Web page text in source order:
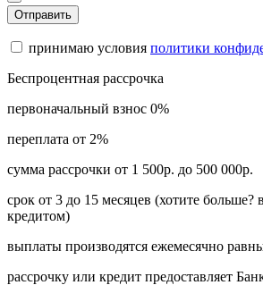
Отправить
принимаю условия политики
Беспроцентная рассрочка
первоначальный взнос 0%
переплата от 2%
сумма рассрочки от 1 500р. до 500 000р.
срок от 3 до 15 месяцев (хотите больше?
кредитом)
выплаты производятся ежемесячно
рассрочку или кредит предоставляет